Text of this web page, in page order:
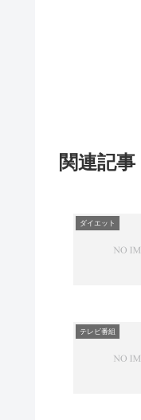
関連記事
ダイエット
テレビ番組